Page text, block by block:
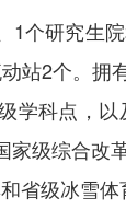
1个研究生
站2个。拥
学科点，
家级综合改
省级冰雪